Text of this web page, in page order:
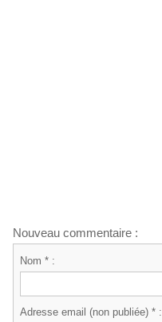
Nouveau commentaire :
Nom * :
Adresse email (non publiée) * :